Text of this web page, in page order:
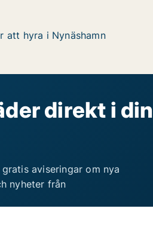
att hyra i Nynäshamn
direkt i din
aviseringar om nya
nyheter från